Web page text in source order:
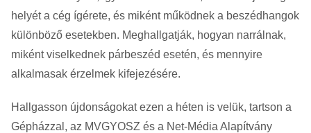
helyét a cég ígérete, és miként működnek a beszédhangok
különböző esetekben. Meghallgatják, hogyan narrálnak,
miként viselkednek párbeszéd esetén, és mennyire
alkalmasak érzelmek kifejezésére.
Hallgasson újdonságokat ezen a héten is velük, tartson a
Gépházzal, az MVGYOSZ és a Net-Média Alapítvány